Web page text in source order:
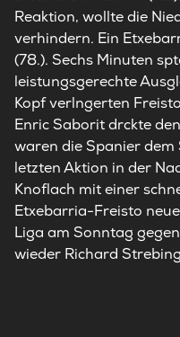
Reaktion, wollte die
verhindern. Ein
(78.). Sechs Minuten
leistungsgerechte
Kopf verlngerten
Enric Saborit drckte
waren die Spanier
letzten Aktion in der
Knoflach mit einer
Etxebarria-Freisto
Liga am Sonntag
wieder Richard